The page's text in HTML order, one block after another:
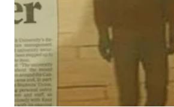
는 너무 바빠서 엄두조차 못 내었었죠. 그런데 오늘 수
이스를 여는 순간 ..